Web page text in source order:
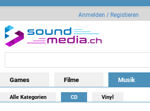
Anmelden / Registieren
Games Filme Musik
Alle Kategorien CD Vinyl